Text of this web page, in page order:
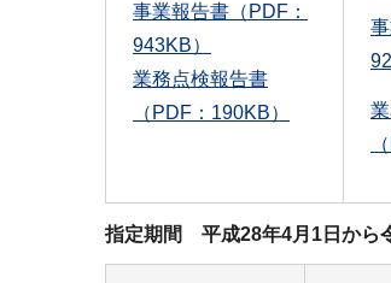
事業報告書（PDF：
943KB）
業務点検報告書
（PDF：190KB）
指定期間 平成28年4月1日か